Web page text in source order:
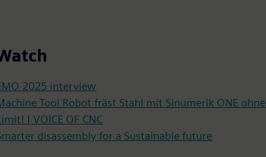
2025 interview
Tool Robot fräst Stahl mit Sinumerik ONE ohne
| VOICE OF CNC
disassembly for a Sustainable future